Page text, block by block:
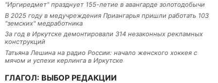
"Иргиредмет" празднует 155-летие в авангарде золотодобычи
В 2025 году в медучреждения Приангарья пришли работать 103
"земских" медработника
За год в Иркутске демонтировали 314 незаконных рекламных
конструкций
Татьяна Лешина на радио России: начало женского хоккея с
мячом и успехи керлинга в Иркутске
ГЛАГОЛ: ВЫБОР РЕДАКЦИИ